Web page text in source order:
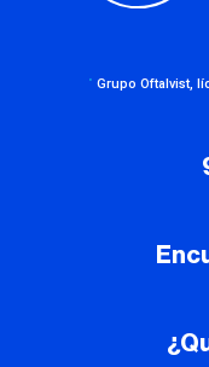
· Grupo Oftalvist,